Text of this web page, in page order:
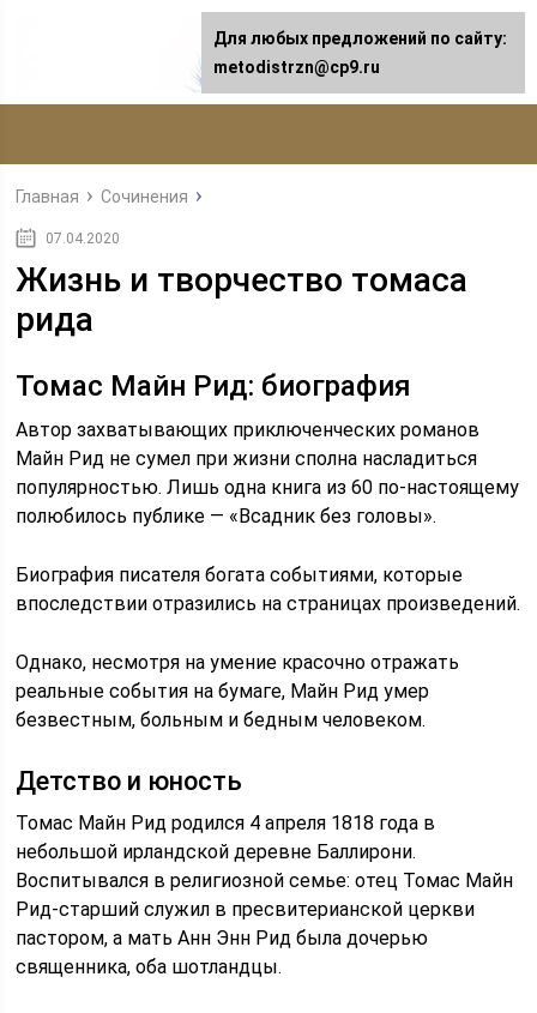
Главная Сочинения
07.04.2020
Жизнь и творчество томаса
рида
Томас Майн Рид: биография
Автор захватывающих приключенческих романов
Майн Рид не сумел при жизни сполна насладиться
популярностью. Лишь одна книга из 60 по-настоящему
полюбилось публике — «Всадник без головы».
Биография писателя богата событиями, которые
впоследствии отразились на страницах произведений.
Однако, несмотря на умение красочно отражать
реальные события на бумаге, Майн Рид умер
безвестным, больным и бедным человеком.
Детство и юность
Томас Майн Рид родился 4 апреля 1818 года в
небольшой ирландской деревне Баллирони.
Воспитывался в религиозной семье: отец Томас Майн
Рид-старший служил в пресвитерианской церкви
пастором, а мать Анн Энн Рид была дочерью
священника, оба шотландцы.
Для любых предложений по сайту:
metodistrzn@cp9.ru